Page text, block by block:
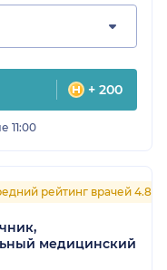
+ 200
11:00
рейтинг врачей 4.8
медицинский